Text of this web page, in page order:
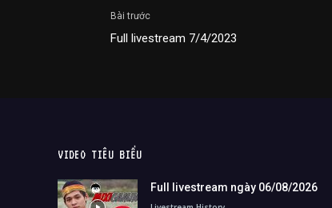
Bài trước
Full livestream 7/4/2023
VIDEO TIÊU BIỂU
Full livestream ngày 06/08/2026